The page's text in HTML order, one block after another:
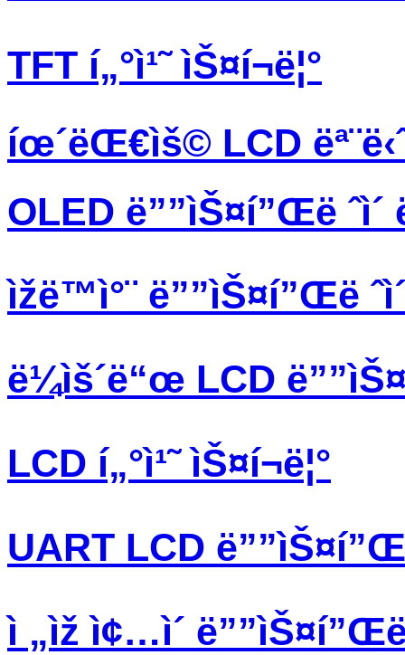
TFT í„°ì¹˜ ìŠ¤í¬ë¦°
íœ´ëŒ€ìš© LCD
OLED ë””ìŠ¤í”Œë ˆì´
ìžë™ì°¨ ë””ìŠ¤í”Œë
ë¼ìš´ë“œ LCD
LCD í„°ì¹˜ ìŠ¤í¬ë¦°
UART LCD ë””ìŠ¤í”Œë
ì „ìž ì¢…ì´ ë””ìŠ¤í”Œë